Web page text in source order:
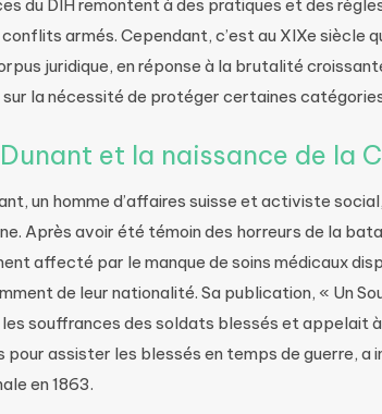
du DIH remontent à des pratiques et des
armés. Cependant, c’est au XIXe siècle
juridique, en réponse à la brutalité
sur la nécessité de protéger certaines
et la naissance de la
un homme d’affaires suisse et activiste
Après avoir été témoin des horreurs de la
affecté par le manque de soins médicaux
de leur nationalité. Sa publication, « Un
souffrances des soldats blessés et appelait
pour assister les blessés en temps de guerre, a
en 1863.